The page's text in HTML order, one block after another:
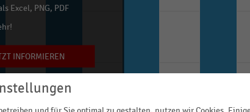
Excel, PNG, PDF
INFORMIEREN